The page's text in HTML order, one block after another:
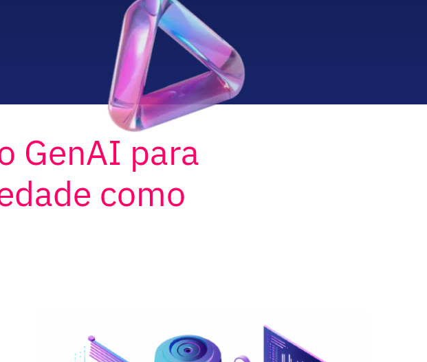
GenAI para
como